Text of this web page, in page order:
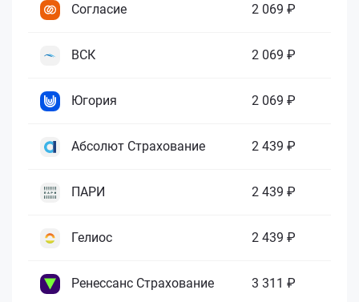
Согласие 2 069 ₽
ВСК 2 069 ₽
Югория 2 069 ₽
Абсолют Страхование 2 439 ₽
ПАРИ 2 439 ₽
Гелиос 2 439 ₽
Ренессанс Страхование 3 311 ₽